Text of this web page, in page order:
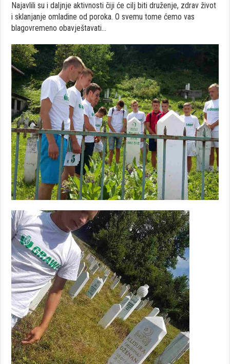
Najavlili su i daljnje aktivnosti čiji će cilj biti druženje, zdrav život
i sklanjanje omladine od poroka. O svemu tome ćemo vas
blagovremeno obavještavati…